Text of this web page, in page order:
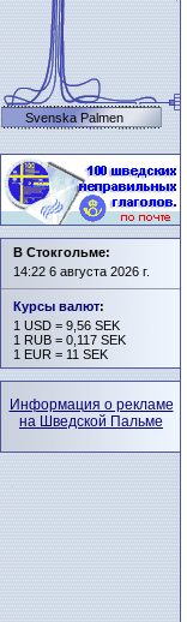
Svenska Palmen
В Стокгольме:
14:22 6 августа 2026 г.
Курсы валют:
1 USD = 9,56 SEK
1 RUB = 0,117 SEK
1 EUR = 11 SEK
Информация о рекламе
на Шведской Пальме